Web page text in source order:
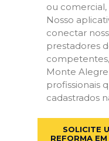
ou comercial,
Nosso
conectar
prestadores
Monte Alegre
profissionais
cadastrados
SOLICITE
REFORMA